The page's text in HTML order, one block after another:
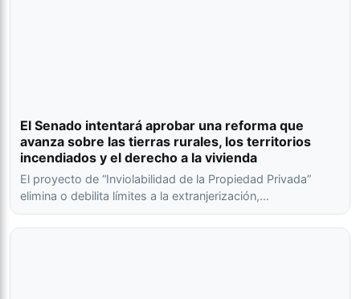
El Senado intentará aprobar una reforma que
avanza sobre las tierras rurales, los territorios
incendiados y el derecho a la vivienda
El proyecto de “Inviolabilidad de la Propiedad Privada”
elimina o debilita límites a la extranjerización,…